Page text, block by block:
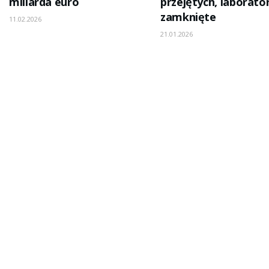
11.02.2026
zamknięte
21.01.2026